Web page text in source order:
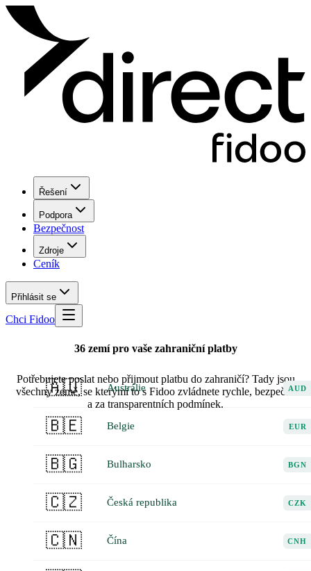
Řešení
Podpora
Bezpečnost
Zdroje
Ceník
Přihlásit se
Chci Fidoo
Potřebujete poslat nebo přijmout platbu do zahraničí? Tady jsou
všechny země, se kterými to s Fidoo zvládnete rychle, bezpečně
a za transparentních podmínek.
36 zemí pro vaše zahraniční platby
🇦🇺 Austrálie AUD
🇧🇪 Belgie EUR
🇧🇬 Bulharsko BGN
🇨🇿 Česká republika CZK
🇨🇳 Čína CNH